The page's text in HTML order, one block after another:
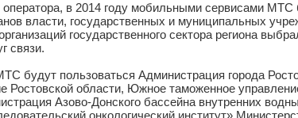
в 2014 году мобильными сервисами МТС
власти, государственных и муниципальных
государственного сектора региона
связи.
будут пользоваться Администрация города
Ростовской области, Южное таможенное
Азово-Донского бассейна внутренних
онкологический институт»